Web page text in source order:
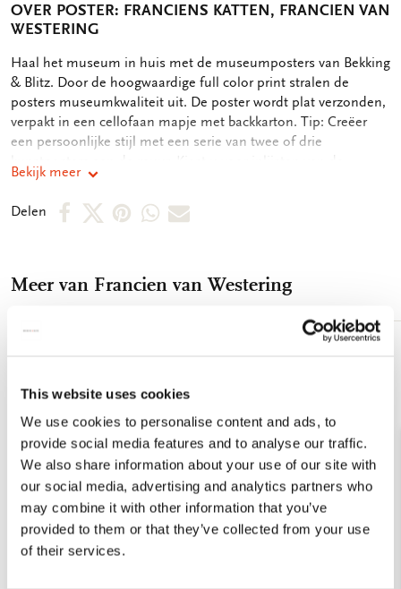
This website uses cookies
We use cookies to personalise content and ads, to
provide social media features and to analyse our traffic.
We also share information about your use of our site with
our social media, advertising and analytics partners who
may combine it with other information that you’ve
provided to them or that they’ve collected from your use
of their services.
OVER POSTER: FRANCIENS KATTEN, FRANCIEN VAN
WESTERING
OMSCHRIJVING
Haal het museum in huis met de museumposters van Bekking
& Blitz. Door de hoogwaardige full color print stralen de
posters museumkwaliteit uit. De poster wordt plat verzonden,
verpakt in een cellofaan mapje met backkarton. Tip: Creëer
een persoonlijke stijl met een serie van twee of drie
posters, neem dan lijsten in dezelfde kleur om eenheid te
bewaren. Afmeting 30 x 40 cm 250 grms papier Mat-
gelamineerd
Bekijk meer
Delen
DeelDeelDeelDeelDeel
mail
Meer van Francien van Westering